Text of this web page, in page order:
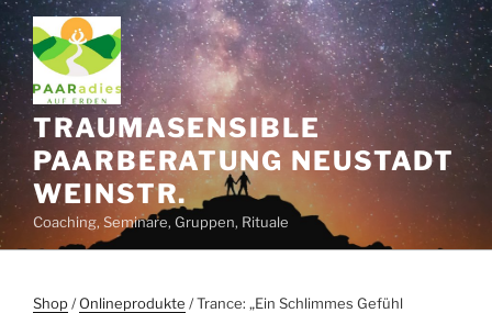
Zum
Inhalt
springen
TRAUMASENSIBLE
PAARBERATUNG NEUSTADT
WEINSTR.
Coaching, Seminare, Gruppen, Rituale
Shop/Onlineprodukte / Trance: „Ein Schlimmes Gefühl